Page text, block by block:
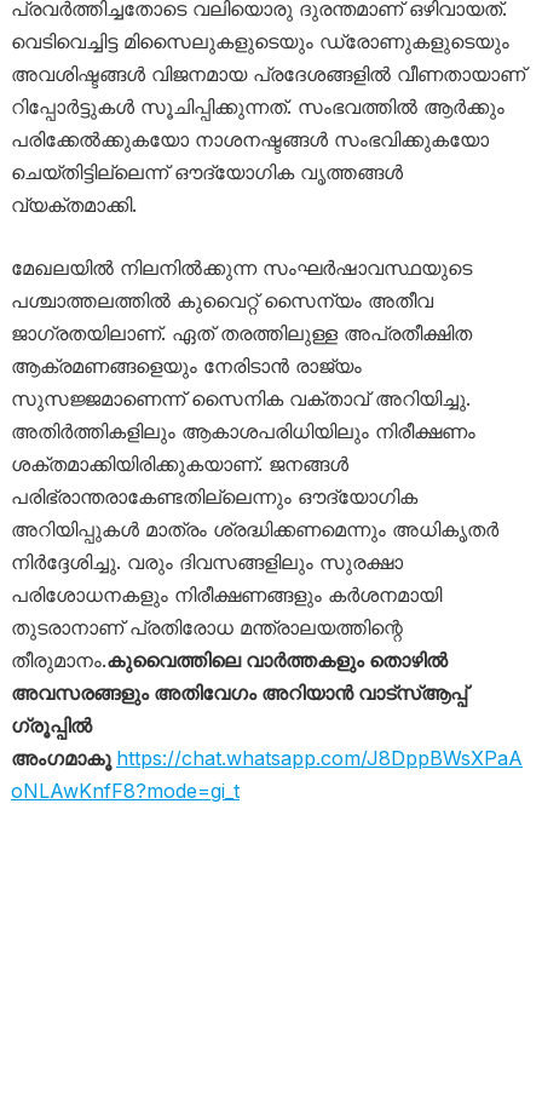
പ്രവർത്തിച്ചതോടെ വലിയൊരു ദുരന്തമാണ് ഒഴിവായത്.
വെടിവെച്ചിട്ട മിസൈലുകളുടെയും ഡ്രോണുകളുടെയും
അവശിഷ്ടങ്ങൾ വിജനമായ പ്രദേശങ്ങളിൽ വീണതായാണ്
റിപ്പോർട്ടുകൾ സൂചിപ്പിക്കുന്നത്. സംഭവത്തിൽ ആർക്കും
പരിക്കേൽക്കുകയോ നാശനഷ്ടങ്ങൾ സംഭവിക്കുകയോ
ചെയ്തിട്ടില്ലെന്ന് ഔദ്യോഗിക വൃത്തങ്ങൾ
വ്യക്തമാക്കി.
മേഖലയിൽ നിലനിൽക്കുന്ന സംഘർഷാവസ്ഥയുടെ
പശ്ചാത്തലത്തിൽ കുവൈറ്റ് സൈന്യം അതീവ
ജാഗ്രതയിലാണ്. ഏത് തരത്തിലുള്ള അപ്രതീക്ഷിത
ആക്രമണങ്ങളെയും നേരിടാൻ രാജ്യം
സുസജ്ജമാണെന്ന് സൈനിക വക്താവ് അറിയിച്ചു.
അതിർത്തികളിലും ആകാശപരിധിയിലും നിരീക്ഷണം
ശക്തമാക്കിയിരിക്കുകയാണ്. ജനങ്ങൾ
പരിഭ്രാന്തരാകേണ്ടതില്ലെന്നും ഔദ്യോഗിക
അറിയിപ്പുകൾ മാത്രം ശ്രദ്ധിക്കണമെന്നും അധികൃതർ
നിർദ്ദേശിച്ചു. വരും ദിവസങ്ങളിലും സുരക്ഷാ
പരിശോധനകളും നിരീക്ഷണങ്ങളും കർശനമായി
തുടരാനാണ് പ്രതിരോധ മന്ത്രാലയത്തിന്റെ
തീരുമാനം.കുവൈത്തിലെ വാർത്തകളും തൊഴിൽ
അവസരങ്ങളും അതിവേഗം അറിയാൻ വാട്സ്ആപ്പ്
ഗ്രൂപ്പിൽ
അംഗമാകൂ https://chat.whatsapp.com/J8DppBWsXPaA
oNLAwKnfF8?mode=gi_t